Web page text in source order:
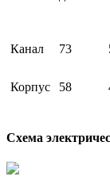
Канал
73
Корпус 58
Схема